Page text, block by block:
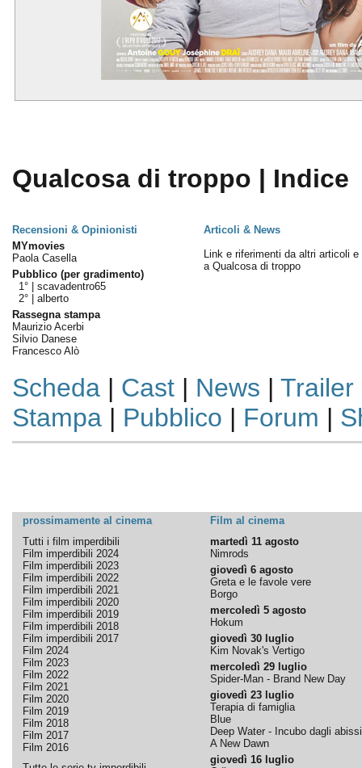
Qualcosa di troppo | Indice
Recensioni & Opinionisti
Articoli & News
MYmovies
Paola Casella
Pubblico (per gradimento)
1° | scavadentro65
2° | alberto
Rassegna stampa
Maurizio Acerbi
Silvio Danese
Francesco Alò
Link e riferimenti da altri articoli e
a Qualcosa di troppo
Scheda| Cast| News | Trailer
Stampa| Pubblico | Forum |
prossimamente al cinema
Film al cinema
Tutti i film imperdibili
Film imperdibili 2024
Film imperdibili 2023
Film imperdibili 2022
Film imperdibili 2021
Film imperdibili 2020
Film imperdibili 2019
Film imperdibili 2018
Film imperdibili 2017
Film 2024
Film 2023
Film 2022
Film 2021
Film 2020
Film 2019
Film 2018
Film 2017
Film 2016
martedì 11 agosto
Nimrods
giovedì 6 agosto
Greta e le favole vere
Borgo
mercoledì 5 agosto
Hokum
giovedì 30 luglio
Kim Novak's Vertigo
mercoledì 29 luglio
Spider-Man - Brand New Day
giovedì 23 luglio
Terapia di famiglia
Blue
Deep Water - Incubo dagli abissi
A New Dawn
giovedì 16 luglio